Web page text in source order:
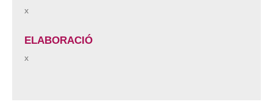
x
ELABORACIÓ
x